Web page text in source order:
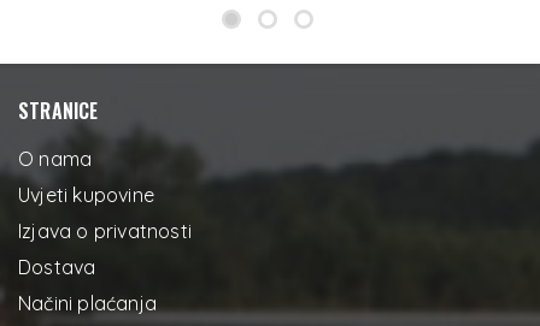
STRANICE
O nama
Uvjeti kupovine
Izjava o privatnosti
Dostava
Načini plaćanja